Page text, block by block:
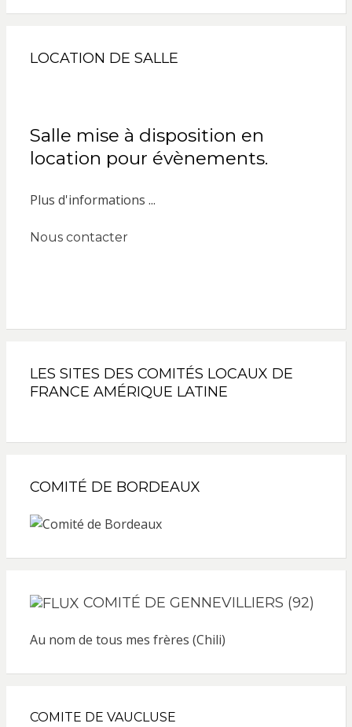
LOCATION DE SALLE
Salle mise à disposition en
location pour évènements.
Plus d'informations ...
Nous contacter
LES SITES DES COMITÉS LOCAUX DE
FRANCE AMÉRIQUE LATINE
COMITÉ DE BORDEAUX
COMITÉ DE GENNEVILLIERS (92)
Au nom de tous mes frères (Chili)
COMITE DE VAUCLUSE